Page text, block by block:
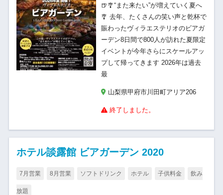
🍺🎐“また来たい”が増えていく夏へ
🎐 去年、たくさんの笑い声と乾杯で
賑わったヴィラエステリオのビアガ
ーデン8日間で800人が訪れた夏限定
イベントが今年さらにスケールアッ
プして帰ってきます 2026年は過去
最
山梨県甲府市川田町アリア206
終了しました。
ホテル談露館 ビアガーデン 2020
7月営業 8月営業 ソフトドリンク ホテル 子供料金 飲み
放題